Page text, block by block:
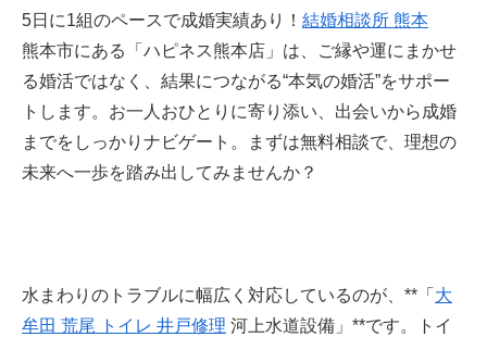
5日に1組のペースで成婚実績あり！ 結婚相談所 熊本
熊本市にある「ハピネス熊本店」は、ご縁や運にまかせ
る婚活ではなく、結果につながる“本気の婚活”をサポー
トします。お一人おひとりに寄り添い、出会いから成婚
までをしっかりナビゲート。まずは無料相談で、理想の
未来へ一歩を踏み出してみませんか？
水まわりのトラブルに幅広く対応しているのが、**「 大
牟田 荒尾 トイレ 井戸修理 河上水道設備」**です。トイ